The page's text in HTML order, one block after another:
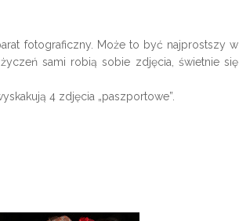
fotograficzny. Może to być najprostszy
sami robią sobie zdjęcia, świetnie
4 zdjęcia „paszportowe”.